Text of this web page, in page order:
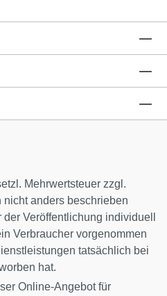
Mehrwertsteuer zzgl.
nicht anders beschrieben
Veröffentlichung individuell
Verbraucher vorgenommen
tatsächlich bei
hat.
Online-Angebot für